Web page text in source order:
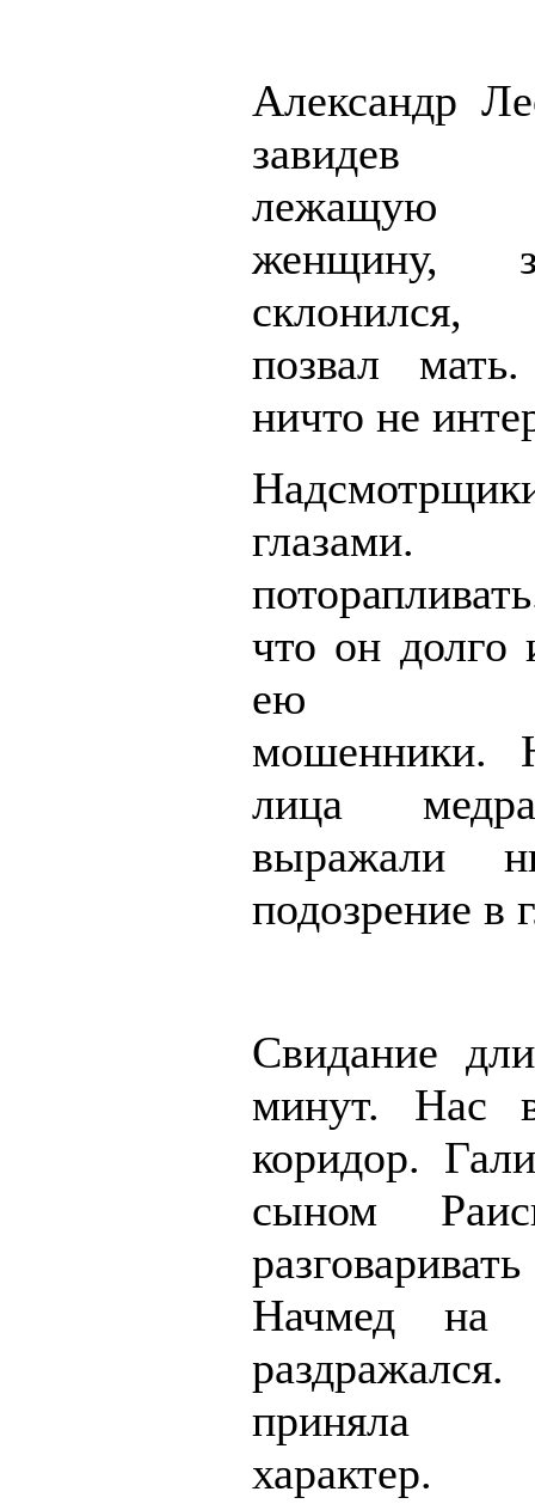
Александр
завидев
лежащую
женщину,
позвал
ничто не
что он долго
ею
мошенники.
лица
выражали
подозрение в
Свидание
минут. Нас
коридор.
сыном
Начмед на
приняла
характер.